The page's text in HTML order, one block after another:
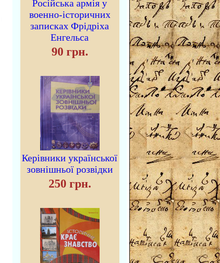
Російська армія у
военно-історичних
записках Фрідріха
Енгельса
90 грн.
Керівники української
зовнішньої розвідки
250 грн.